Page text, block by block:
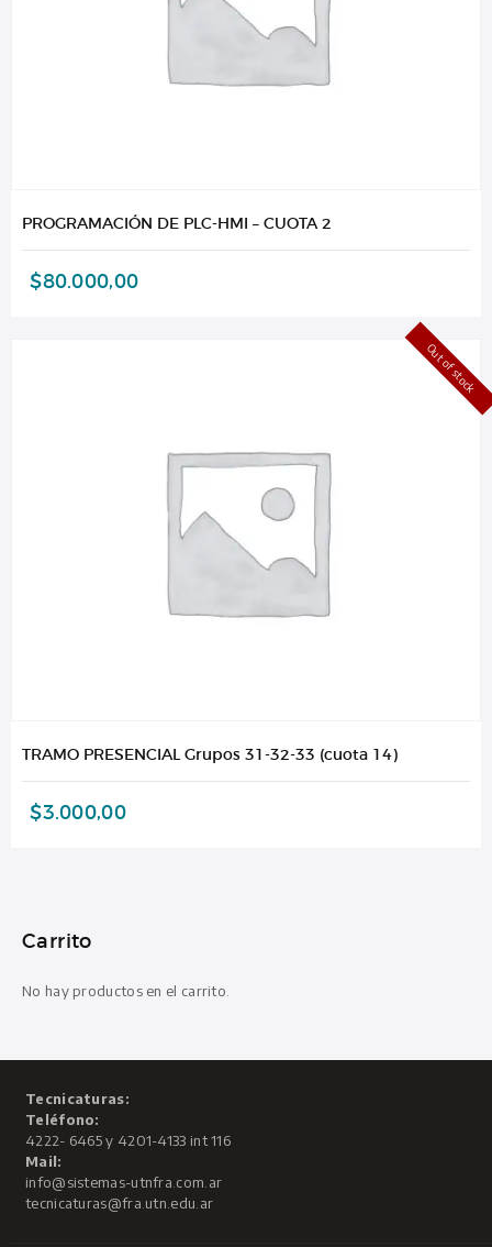
PROGRAMACIÓN DE PLC-HMI – CUOTA 2
$80.000,00
Out of stock
TRAMO PRESENCIAL Grupos 31-32-33 (cuota 14)
$3.000,00
Carrito
No hay productos en el carrito.
Tecnicaturas:
Teléfono:
4222- 6465 y 4201-4133 int 116
Mail:
info@sistemas-utnfra.com.ar
tecnicaturas@fra.utn.edu.ar